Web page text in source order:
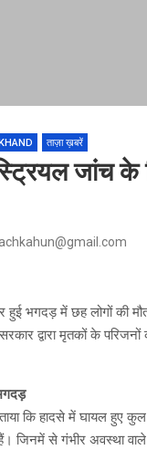
ताज़ा ख़बरें
जांच के
पर हुई भगदड़ में छह लोगों
द्वारा मृतकों के
कि हादसे में घायल हुए
जिनमें से गंभीर अवस्था